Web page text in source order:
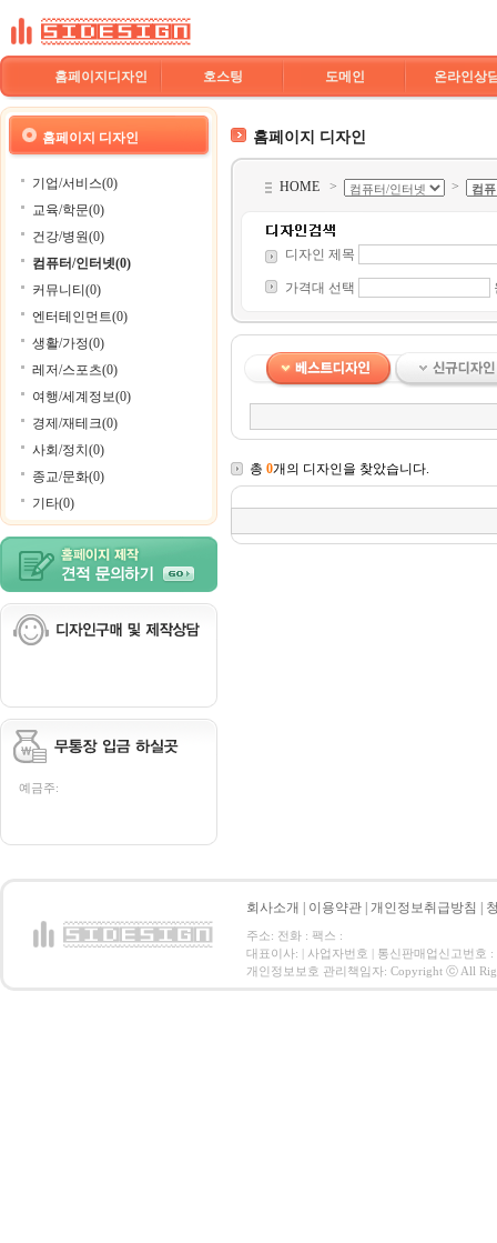
홈페이지디자인 호스팅 도메인 온라인상
홈페이지 디자인
기업/서비스(0)
교육/학문(0)
건강/병원(0)
컴퓨터/인터넷(0)
커뮤니티(0)
엔터테인먼트(0)
생활/가정(0)
레저/스포츠(0)
여행/세계정보(0)
경제/재테크(0)
사회/정치(0)
종교/문화(0)
기타(0)
예금주:
홈페이지 디자인
HOME > >
디자인 제목
가격대 선택
총 0개의 디자인을 찾았습니다.
회사소개 이용약관 개인정보취급방침
주소: 전화 : 팩스 :
대표이사: | 사업자번호 | 통신판매업신고번호 :
개인정보보호 관리책임자: Copyright ⓒ All